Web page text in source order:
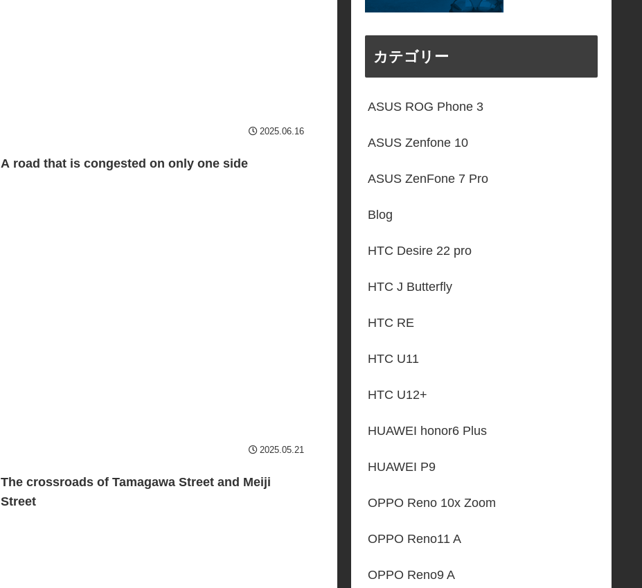
2025.06.16
A road that is congested on only one side
2025.05.21
The crossroads of Tamagawa Street and Meiji
Street
カテゴリー
ASUS ROG Phone 3
ASUS Zenfone 10
ASUS ZenFone 7 Pro
Blog
HTC Desire 22 pro
HTC J Butterfly
HTC RE
HTC U11
HTC U12+
HUAWEI honor6 Plus
HUAWEI P9
OPPO Reno 10x Zoom
OPPO Reno11 A
OPPO Reno9 A